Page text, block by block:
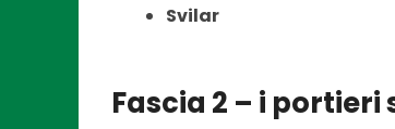
Svilar
Fascia 2 – i